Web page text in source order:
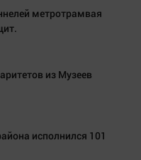
метротрамвая
из Музеев
исполнился 101